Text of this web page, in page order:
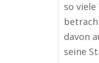
so viele
davon
seine